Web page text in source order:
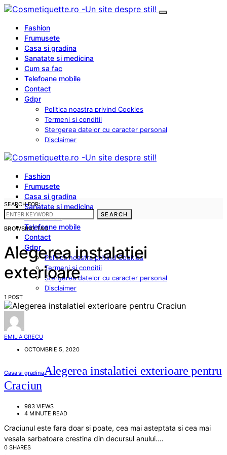
Fashion
Frumusete
Casa si gradina
Sanatate si medicina
Cum sa fac
Telefoane mobile
Contact
Gdpr
Politica noastra privind Cookies
Termeni si conditii
Stergerea datelor cu caracter personal
Disclaimer
Fashion
Frumusete
Casa si gradina
Sanatate si medicina
Cum sa fac
Telefoane mobile
Contact
Gdpr
Politica noastra privind Cookies
Termeni si conditii
Stergerea datelor cu caracter personal
Disclaimer
SEARCH FOR:
SEARCH
BROWSING TAG
Alegerea instalatiei
exterioare
1 POST
EMILIA GRECU
OCTOMBRIE 5, 2020
Casa si gradinaAlegerea instalatiei exterioare pentru
Craciun
983 VIEWS
4 MINUTE READ
Craciunul este fara doar si poate, cea mai asteptata si cea mai
vesala sarbatoare crestina din decursul anului.…
0 SHARES